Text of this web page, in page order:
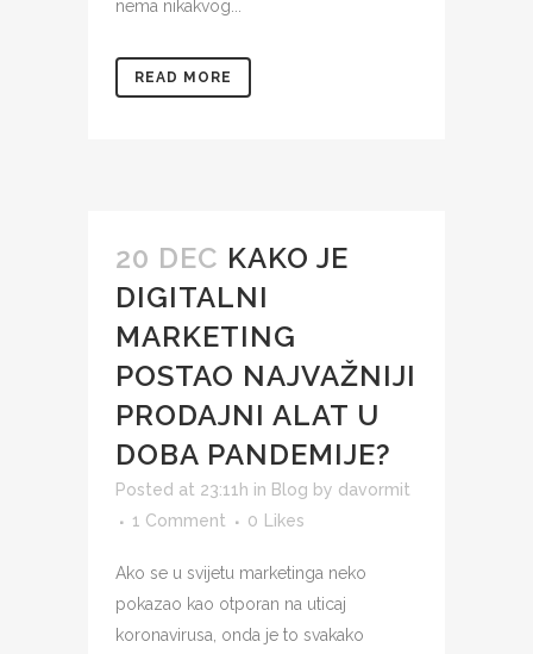
nema nikakvog...
READ MORE
20 DEC KAKO JE
DIGITALNI
MARKETING
POSTAO NAJVAŽNIJI
PRODAJNI ALAT U
DOBA PANDEMIJE?
Posted at 23:11h in Blog by davormit
1 Comment
0 Likes
Ako se u svijetu marketinga neko
pokazao kao otporan na uticaj
koronavirusa, onda je to svakako